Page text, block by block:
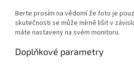
Berte prosím na vědomí že foto je
skutečnosti se může mírně lišit v
máte nastaveny na svém monitoru.
Doplňkové parametry